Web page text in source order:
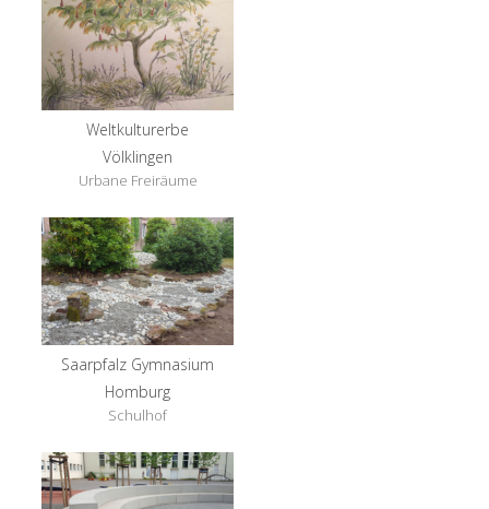
Weltkulturerbe
Völklingen
Urbane Freiräume
Saarpfalz Gymnasium
Homburg
Schulhof